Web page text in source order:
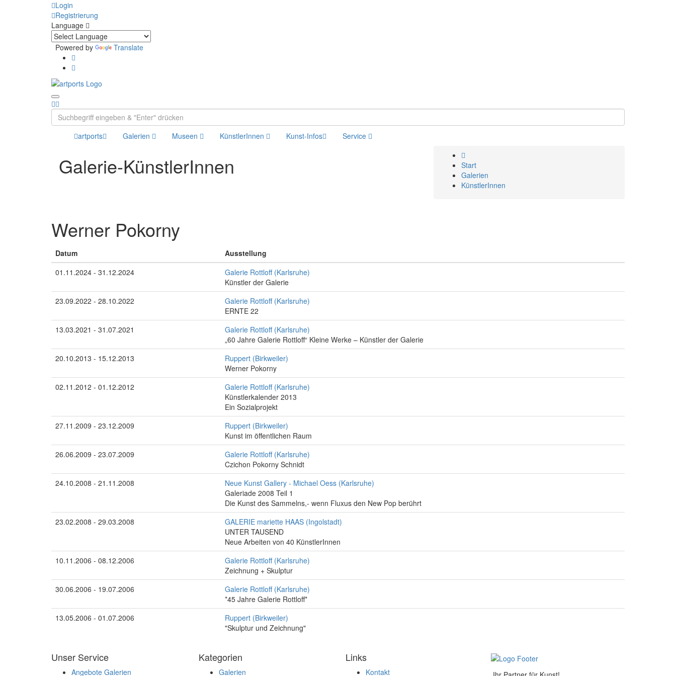
Login
Registrierung
Language
Powered by Translate
artports Galerien Museen KünstlerInnen Kunst-Infos Service
Galerie-KünstlerInnen
Start
Galerien
KünstlerInnen
Werner Pokorny
Datum
Ausstellung
01.11.2024 - 31.12.2024
Galerie Rottloff (Karlsruhe)
Künstler der Galerie
23.09.2022 - 28.10.2022
Galerie Rottloff (Karlsruhe)
ERNTE 22
13.03.2021 - 31.07.2021
Galerie Rottloff (Karlsruhe)
„60 Jahre Galerie Rottloff“ Kleine Werke – Künstler der Galerie
20.10.2013 - 15.12.2013
Ruppert (Birkweiler)
Werner Pokorny
02.11.2012 - 01.12.2012
Galerie Rottloff (Karlsruhe)
Künstlerkalender 2013
Ein Sozialprojekt
27.11.2009 - 23.12.2009
Ruppert (Birkweiler)
Kunst im öffentlichen Raum
26.06.2009 - 23.07.2009
Galerie Rottloff (Karlsruhe)
Czichon Pokorny Schnidt
24.10.2008 - 21.11.2008
Neue Kunst Gallery - Michael Oess (Karlsruhe)
Galeriade 2008 Teil 1
Die Kunst des Sammelns,- wenn Fluxus den New Pop berührt
23.02.2008 - 29.03.2008
GALERIE mariette HAAS (Ingolstadt)
UNTER TAUSEND
Neue Arbeiten von 40 KünstlerInnen
10.11.2006 - 08.12.2006
Galerie Rottloff (Karlsruhe)
Zeichnung + Skulptur
30.06.2006 - 19.07.2006
Galerie Rottloff (Karlsruhe)
*45 Jahre Galerie Rottloff*
13.05.2006 - 01.07.2006
Ruppert (Birkweiler)
"Skulptur und Zeichnung"
Unser Service
Angebote Galerien
Kategorien
Galerien
Links
Kontakt